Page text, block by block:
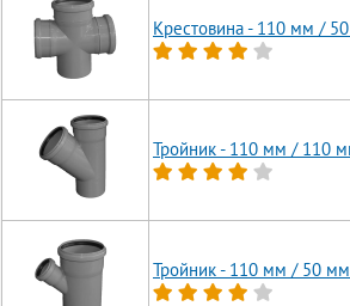
Крестовина - 110 мм /
Тройник - 110 мм / 110
Тройник - 110 мм / 50